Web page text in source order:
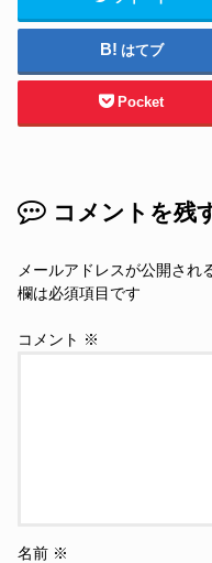
はてブ
Pocket
コメントを残
メールアドレスが公開され
欄は必須項目です
コメント ※
名前 ※